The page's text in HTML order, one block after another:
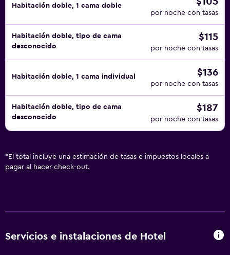
Habitación doble, 1 cama doble
por noche con tasas
Habitación doble, tipo de cama
desconocido
$115
por noche con tasas
Habitación doble, 1 cama individual $136
por noche con tasas
Habitación doble, tipo de cama
desconocido
$187
por noche con tasas
* El total incluye una estimación de tasas e impuestos locales a
pagar al hacer check-out.
Servicios e instalaciones de Hotel